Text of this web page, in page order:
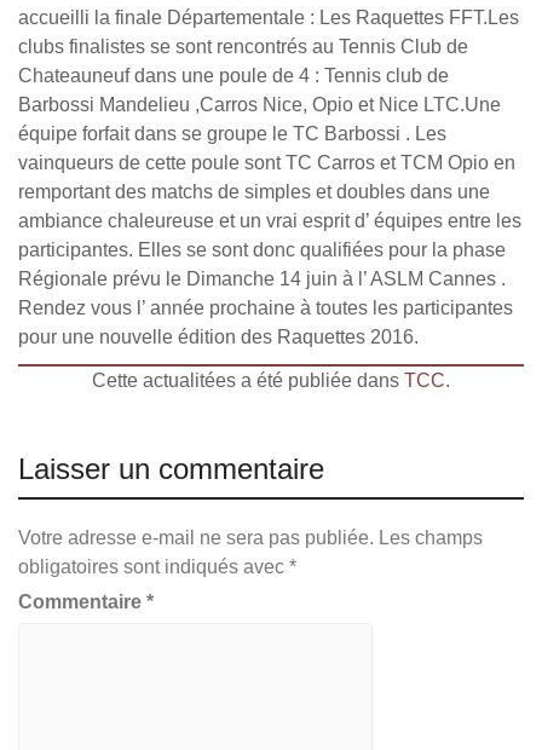
accueilli la finale Départementale : Les Raquettes FFT.Les
clubs finalistes se sont rencontrés au Tennis Club de
Chateauneuf dans une poule de 4 : Tennis club de
Barbossi Mandelieu ,Carros Nice, Opio et Nice LTC.Une
équipe forfait dans se groupe le TC Barbossi . Les
vainqueurs de cette poule sont TC Carros et TCM Opio en
remportant des matchs de simples et doubles dans une
ambiance chaleureuse et un vrai esprit d’ équipes entre les
participantes. Elles se sont donc qualifiées pour la phase
Régionale prévu le Dimanche 14 juin à l’ ASLM Cannes .
Rendez vous l’ année prochaine à toutes les participantes
pour une nouvelle édition des Raquettes 2016.
Cette actualitées a été publiée dans TCC.
Laisser un commentaire
Votre adresse e-mail ne sera pas publiée. Les champs
obligatoires sont indiqués avec *
Commentaire *